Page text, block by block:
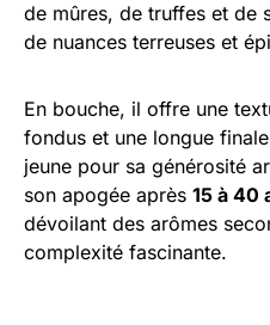
de mûres, de truffes et de
de nuances terreuses et
En bouche, il offre une
fondus et une longue
jeune pour sa générosité
son apogée après 15 à 40
dévoilant des arômes
complexité fascinante.